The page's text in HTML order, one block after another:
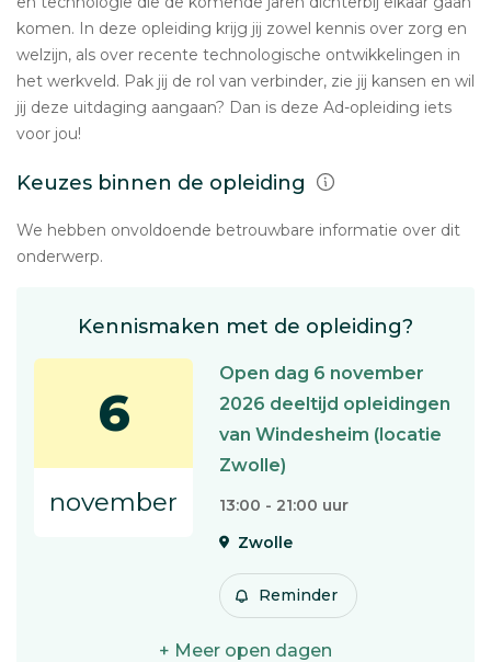
komen. In deze opleiding krijg jij zowel kennis over zorg en
welzijn, als over recente technologische ontwikkelingen in
het werkveld. Pak jij de rol van verbinder, zie jij kansen en wil
jij deze uitdaging aangaan? Dan is deze Ad-opleiding iets
voor jou!
Keuzes binnen de opleiding
We hebben onvoldoende betrouwbare informatie over dit
onderwerp.
Kennismaken met de opleiding?
6
november
Open dag 6 november
2026 deeltijd opleidingen
van Windesheim (locatie
Zwolle)
13:00 - 21:00 uur
Zwolle
Reminder
+ Meer open dagen